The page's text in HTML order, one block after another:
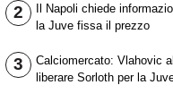
2
Il Napoli chiede
la Juve fissa il prezzo
3
Calciomercato: Vlahovic
liberare Sorloth per la